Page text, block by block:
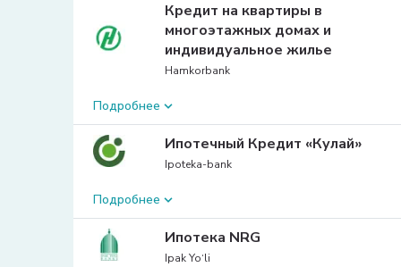
Долгосрочный ипотечный кредит на
индивидуального жилья или квартиры в
Первоначальный взнос:
Кредит на квартиры в
многоэтажных домах и
индивидуальное жилье
Hamkorbank
Подробнее
Цель:
Приобретение сданных в эксплуатацию
вторичном рынке жилья); Ремонт жилья.
(реконструкция) исключаются
Первоначальный взнос:
Ипотечный Кредит «Кулай»
Ipoteka-bank
Подробнее
Цель:
Приобрести жилье на первичном рынке
Ипотека NRG
Ipak Yo‘li